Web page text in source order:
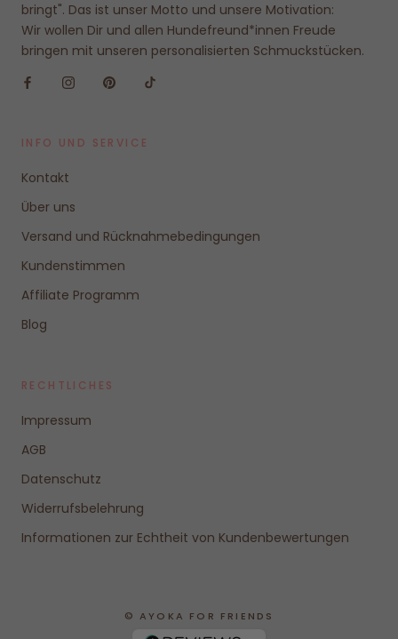
bringt". Das ist unser Motto und unsere Motivation:
Wir wollen Dir und allen Hundefreund*innen Freude
bringen mit unseren personalisierten Schmuckstücken.
INFO UND SERVICE
Kontakt
Über uns
Versand und Rücknahmebedingungen
Kundenstimmen
Affiliate Programm
Blog
RECHTLICHES
Impressum
AGB
Datenschutz
Widerrufsbelehrung
Informationen zur Echtheit von Kundenbewertungen
© AYOKA FOR FRIENDS